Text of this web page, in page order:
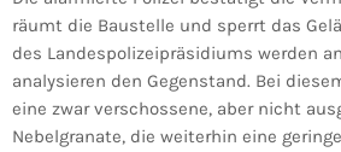
räumt die Baustelle und sperrt das
des Landespolizeipräsidiums werden
analysieren den Gegenstand. Bei
eine zwar verschossene, aber nicht
Nebelgranate, die weiterhin eine